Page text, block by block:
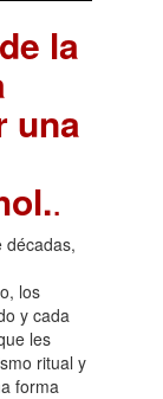
la
una
.
décadas,
los
y cada
les
ritual y
forma